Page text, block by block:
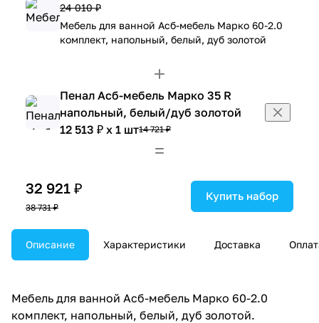
24 010 ₽
Мебель для ванной Асб-мебель Марко 60-2.0
комплект, напольный, белый, дуб золотой
Пенал Асб-мебель Марко 35 R
напольный, белый/дуб золотой
12 513 ₽ x 1 шт14 721 ₽
32 921 ₽
38 731 ₽
Купить набор
Описание Характеристики Доставка
Мебель для ванной Асб-мебель Марко 60-2.0
комплект, напольный, белый, дуб золотой.